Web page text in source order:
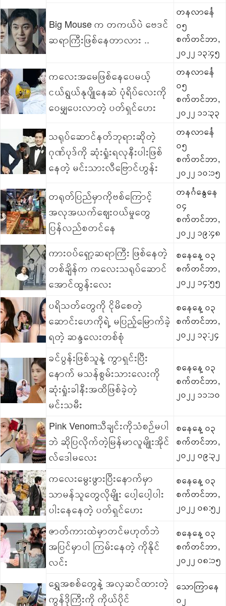
Big Mouse က တကယ်ပဲ ဗေဒင်
ဆရာကြီးဖြစ်နေတာလား ..
တနလာင်္နေ
၀၅
စက်တင်ဘာ,
၂၀၂၂ ၁၃:၄၅
ကလေးအမေဖြစ်နေပေမယ့်
ငယ်ရွယ်နုပျိုနေဆဲ ပုံရိပ်လေးကို
ဝေမျှပေးလာတဲ့ ပတ်ရှင်ဟေး
တနလာင်္နေ
၀၅
စက်တင်ဘာ,
၂၀၂၂ ၁၁:၃၃
သရုပ်ဆောင်နတ်ဘုရားဆိုတဲ့
ဂုဏ်ပုဒ်ကို ဆုံးရှုံးရလုနီးပါးဖြစ်
နေတဲ့ မင်းသားလီဗြောင်ဟွန်း
တနလာင်္နေ
၀၅
စက်တင်ဘာ,
၂၀၂၂ ၁၀:၁၅
တရုတ်ပြည်မှာကိုဗစ်ကြောင့်
အလုအယက်စျေးဝယ်မှုတွေ
ပြန်လည်စတင်နေ
တနင်္ဂနွေနေ
၀၄
စက်တင်ဘာ,
၂၀၂၂ ၁၉:၄၈
ကားဝပ်ရှော့ဆရာကြီး ဖြစ်နေတဲ့
တစ်ချိန်က ကလေးသရုပ်ဆောင်
အောင်ထွန်းလေး
စနေနေ့ ၀၃
စက်တင်ဘာ,
၂၀၂၂ ၁၄:၅၅
ပရိသတ်တွေကို ငိုမိစေတဲ့
ဆောင်းဟေကိုရဲ့ မပြည့်မြောက်ခဲ့
ရတဲ့ ဆန္ဒလေးတစ်စုံ
စနေနေ့ ၀၃
စက်တင်ဘာ,
၂၀၂၂ ၁၃:၂၄
ခင်ပွန်းဖြစ်သူနဲ့ ကွာရှင်းပြီး
နောက် မသန်စွမ်းသားလေးကို
ဆုံးရှုံးခါနီးအထိဖြစ်ခဲ့တဲ့
မင်းသမီး
စနေနေ့ ၀၃
စက်တင်ဘာ,
၂၀၂၂ ၁၁:၁၀
Pink Venomသီချင်းကိုသံစဉ်မပါ
ဘဲ ဆိုပြလိုက်တဲ့မြန်မာလူမျိုးအိုင်
လ်ဒေါမလေး
စနေနေ့ ၀၃
စက်တင်ဘာ,
၂၀၂၂ ၀၉:၃၂
ကလေးမွေးဖွားပြီးနောက်မှာ
သာမန်သူတွေလိုမျိုး ပေါ့ပေါ့ပါး
ပါးနေနေတဲ့ ပတ်ရှင်ဟေး
စနေနေ့ ၀၃
စက်တင်ဘာ,
၂၀၂၂ ၀၈:၅၂
ဇာတ်ကားထဲမှာတင်မဟုတ်ဘဲ
အပြင်မှာပါ ကြမ်းနေတဲ့ ကိုနိုင်
လင်း
စနေနေ့ ၀၃
စက်တင်ဘာ,
၂၀၂၂ ၀၈:၁၅
ရွှေအစစ်တွေနဲ့ အလှဆင်ထားတဲ့
ကွန်ဒိုကြီးကို ကိုယ်ပိုင်
သောကြာနေ
၀၂